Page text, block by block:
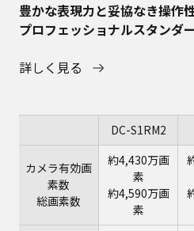
豊かな表現力と妥協なき操作
プロフェッショナルスタンダ
詳しく見る
DC-S1RM2
カメラ有効画
素数
総画素数
約4,430万画
素
約4,590万画
素